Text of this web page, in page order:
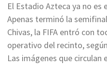
El Estadio Azteca ya no es
Apenas terminó la
Chivas, la FIFA entró con
operativo del recinto,
Las imágenes que circulan